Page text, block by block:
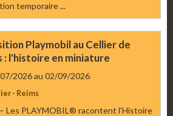
temporaire ...
Playmobil au Cellier de
: l'histoire en miniature
2026au 02/09/2026
- Reims
Les PLAYMOBIL® racontent l'Histoire